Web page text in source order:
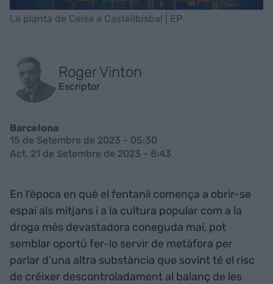
La planta de Celsa a Castellbisbal | EP
Roger Vinton
Escriptor
Barcelona
15 de Setembre de 2023 - 05:30
Act. 21 de Setembre de 2023 - 8:43
En l’època en què el fentanil comença a obrir-se
espai als mitjans i a la cultura popular com a la
droga més devastadora coneguda mai, pot
semblar oportú fer-lo servir de metàfora per
parlar d’una altra substància que sovint té el risc
de créixer descontroladament al balanç de les